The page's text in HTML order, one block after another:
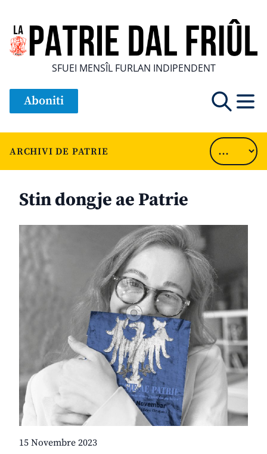
SFUEI MENSÎL FURLAN INDIPENDENT
Aboniti
ARCHIVI DE PATRIE
Stin dongje ae Patrie
15 Novembre 2023